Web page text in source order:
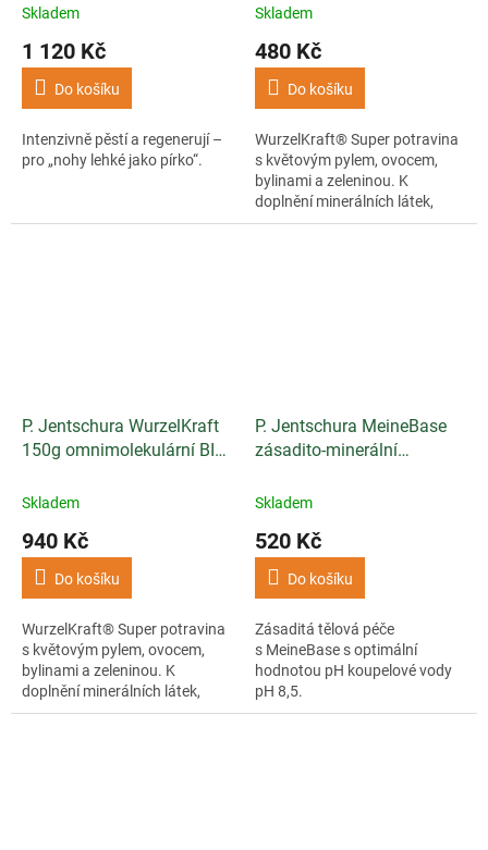
Skladem
1 120 Kč
Do košíku
Intenzivně pěstí a regenerují –
pro „nohy lehké jako pírko“.
Skladem
480 Kč
Do košíku
WurzelKraft® Super potravina
s květovým pylem, ovocem,
bylinami a zeleninou. K
doplnění minerálních látek,
vitamínů a neutralizaci kyselin.
P. Jentschura WurzelKraft
150g omnimolekulární BIO
Skladem
940 Kč
Do košíku
WurzelKraft® Super potravina
s květovým pylem, ovocem,
bylinami a zeleninou. K
doplnění minerálních látek,
vitamínů a neutralizaci kyselin.
P. Jentschura MeineBase
zásadito-minerální
Skladem
520 Kč
Do košíku
Zásaditá tělová péče
s MeineBase s optimální
hodnotou pH koupelové vody
pH 8,5.